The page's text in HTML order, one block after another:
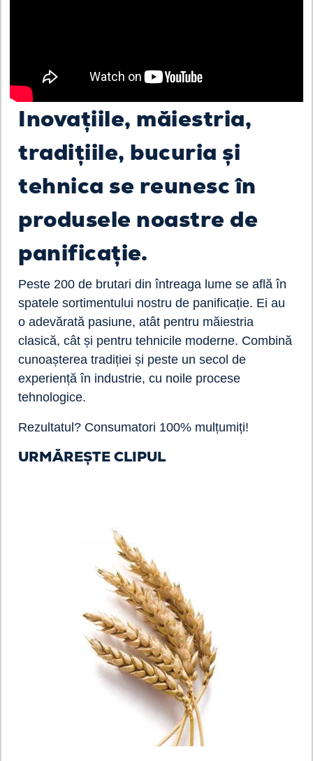
Inovațiile, măiestria,
tradițiile, bucuria și
tehnica se reunesc în
produsele noastre de
panificație.
Peste 200 de brutari din întreaga lume se află în
spatele sortimentului nostru de panificație. Ei au
o adevărată pasiune, atât pentru măiestria
clasică, cât și pentru tehnicile moderne. Combină
cunoașterea tradiției și peste un secol de
experiență în industrie, cu noile procese
tehnologice.
Rezultatul? Consumatori 100% mulțumiți!
URMĂREȘTE CLIPUL